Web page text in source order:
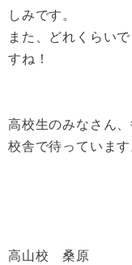
しみです。
また、どれくらい
すね！
高校生のみなさん
校舎で待っています
高山校 桑原